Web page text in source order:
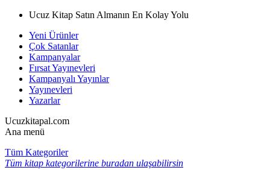
Ucuz Kitap Satın Almanın En Kolay Yolu
Yeni Ürünler
Çok Satanlar
Kampanyalar
Fırsat Yayınevleri
Kampanyalı Yayınlar
Yayınevleri
Yazarlar
Ucuzkitapal.com
Ana menü
Tüm Kategoriler
Tüm kitap kategorilerine buradan ulaşabilirsin